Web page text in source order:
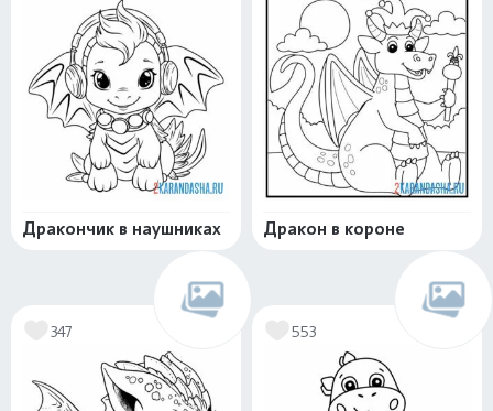
Дракончик в наушниках Дракон в короне
347 553